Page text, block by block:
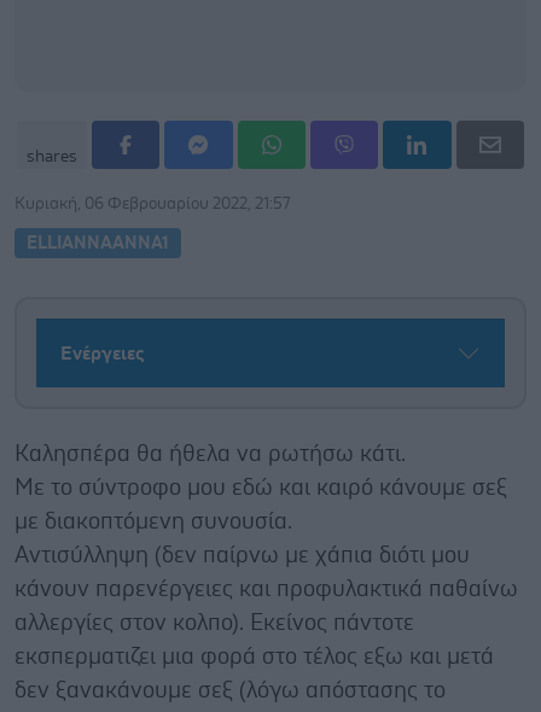
shares
Κυριακή, 06 Φεβρουαρίου 2022, 21:57
ELLIANNAANNA1
Ενέργειες
Καλησπέρα θα ήθελα να ρωτήσω κάτι.
Με το σύντροφο μου εδώ και καιρό κάνουμε σεξ
με διακοπτόμενη συνουσία.
Αντισύλληψη (δεν παίρνω με χάπια διότι μου
κάνουν παρενέργειες και προφυλακτικά παθαίνω
αλλεργίες στον κολπο). Εκείνος πάντοτε
εκσπερματιζει μια φορά στο τέλος εξω και μετά
δεν ξανακάνουμε σεξ (λόγω απόστασης το